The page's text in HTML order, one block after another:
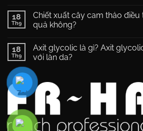
chọn
loại
kem
cho
da
dầu
phù
hợp?
bình
luận
ở
thảo
có
tác
gì?
Có
hiệu
quả
điều
trị
sắc
18
Th9
Chiết xuất cây cam thảo điều
quả không?
bình
luận
ở
xuất
cây
cam
thảo
sắc
tố
da
18
Th9
Axit glycolic là gì? Axit
với làn da?
có
bình
luận
ở
glycolic
là
gì?
Axit